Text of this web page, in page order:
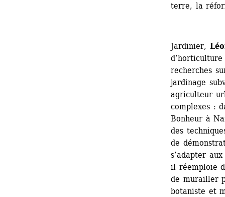
terre, la
Jardinier,
recherches
jardinage
agriculteur
complexes :
Bonheur à
des
de
s’adapter
il réemploie
de murailler
botaniste et